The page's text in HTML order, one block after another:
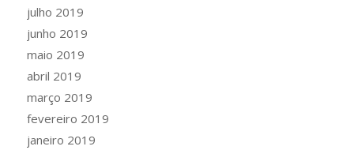
julho 2019
junho 2019
maio 2019
abril 2019
março 2019
fevereiro 2019
janeiro 2019